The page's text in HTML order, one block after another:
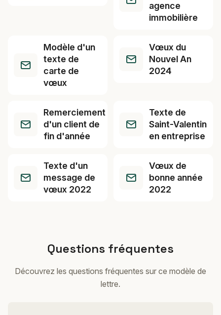
agence
immobilière
Modèle d'un
texte de
carte de
vœux
Vœux du
Nouvel An
2024
Remerciement
d'un client de
fin d'année
Texte de
Saint-Valentin
en entreprise
Texte d'un
message de
vœux 2022
Vœux de
bonne année
2022
Questions fréquentes
Découvrez les questions fréquentes sur ce modèle de
lettre.